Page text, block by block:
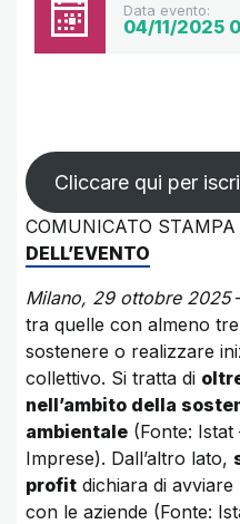
Data evento:
04/11/2025
Cliccare qui per
COMUNICATO STAMPA
DELL’EVENTO
Milano, 29 ottobre 2025
tra quelle con almeno
sostenere o realizzare
collettivo. Si tratta di
nell’ambito della
ambientale (Fonte: Istat
Imprese). Dall’altro lato,
profit dichiara di
con le aziende (Fonte: